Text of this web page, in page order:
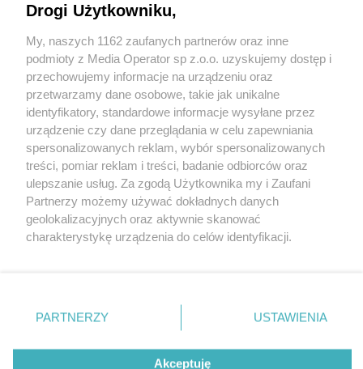
Wydawca mediówlokalnych
Nie zapomnij
zapoznać się z:
polityką prywatności regulamin korzystania z portali
Twojemiasto
Piekary Śląskie
Chorzów
Tarnowskie Góry
Gliwice
Skontakuj sięz nami
Kontakt
Wydawca
Redakcja
Drogi Użytkowniku,
My, naszych 1162 zaufanych partnerów oraz inne
podmioty z Media Operator sp z.o.o. uzyskujemy dostęp i
przechowujemy informacje na urządzeniu oraz
przetwarzamy dane osobowe, takie jak unikalne
identyfikatory, standardowe informacje wysyłane przez
urządzenie czy dane przeglądania w celu zapewniania
spersonalizowanych reklam, wybór spersonalizowanych
treści, pomiar reklam i treści, badanie odbiorców oraz
ulepszanie usług. Za zgodą Użytkownika my i Zaufani
Partnerzy możemy używać dokładnych danych
geolokalizacyjnych oraz aktywnie skanować
charakterystykę urządzenia do celów identyfikacji.
zmienić/wycofać klikając przycisk ustawień prywatności
znajdujący się w lewym dolnym rogu strony
rodzaje przetwarzania danych nie wymagają zgody
użytkownika, ale masz prawo sprzeciwić się takiemu
PARTNERZY USTAWIENIA
Akceptuję